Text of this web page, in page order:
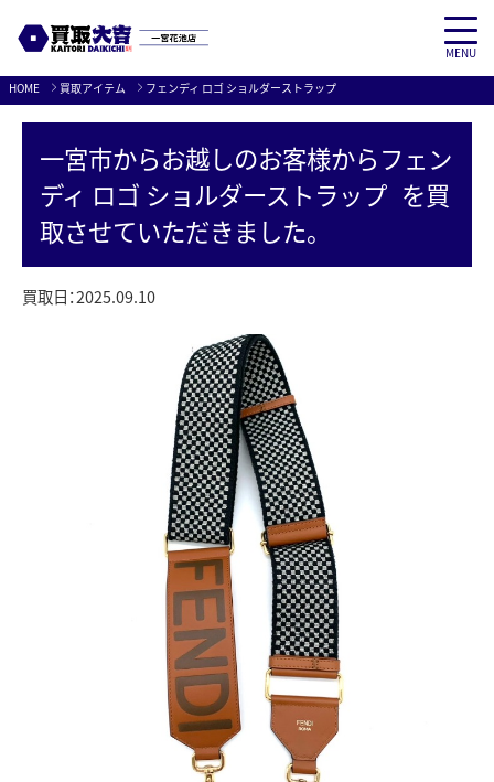
Skip
to
MENU
HOME 買取アイテム フェンディ ロゴ ショルダーストラップ
一宮市からお越しのお客様からフェン
ディ ロゴ ショルダーストラップ を買
取させていただきました。
買取日：2025.09.10